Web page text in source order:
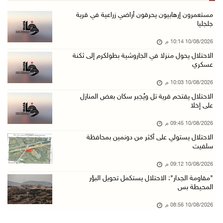
مرضى يعودون لغزة بعد رحلة علاج بالضفة
10/آب/2026 07:22 م
مستعمرون إرهابيون يجرفون أراضي في سالم شرق نا ...
10/آب/2026 07:13 م
حمزة يبصر النور بعد استشهاد والدته
10/آب/2026 06:48 م
مستعمرون إرهابيون يعتدون على مواطنين وممتلكات ...
10/آب/2026 06:32 م
مدير عام الدفاع المدني يبحث مع سفير قبرص الاس ...
مستعمرون إرهابيون يحرقون أراضي زراعية في قرية
جلجليا
10/08/2026 10:14 م
الاحتلال يحول منزلا في الجاروشية بطولكرم إلى ثكنة
عسكري
10/08/2026 10:03 م
الاحتلال يقتحم قرية تل ويُجبر سكان بعض المنازل
على إخلا
10/08/2026 09:45 م
الاحتلال يستولي على أكثر من دونمين بمحافظة
سلفيت
10/08/2026 09:12 م
"مقاومة الجدار": الاحتلال يستكمل تحويل البؤر
المحيطة بس
10/08/2026 08:56 م